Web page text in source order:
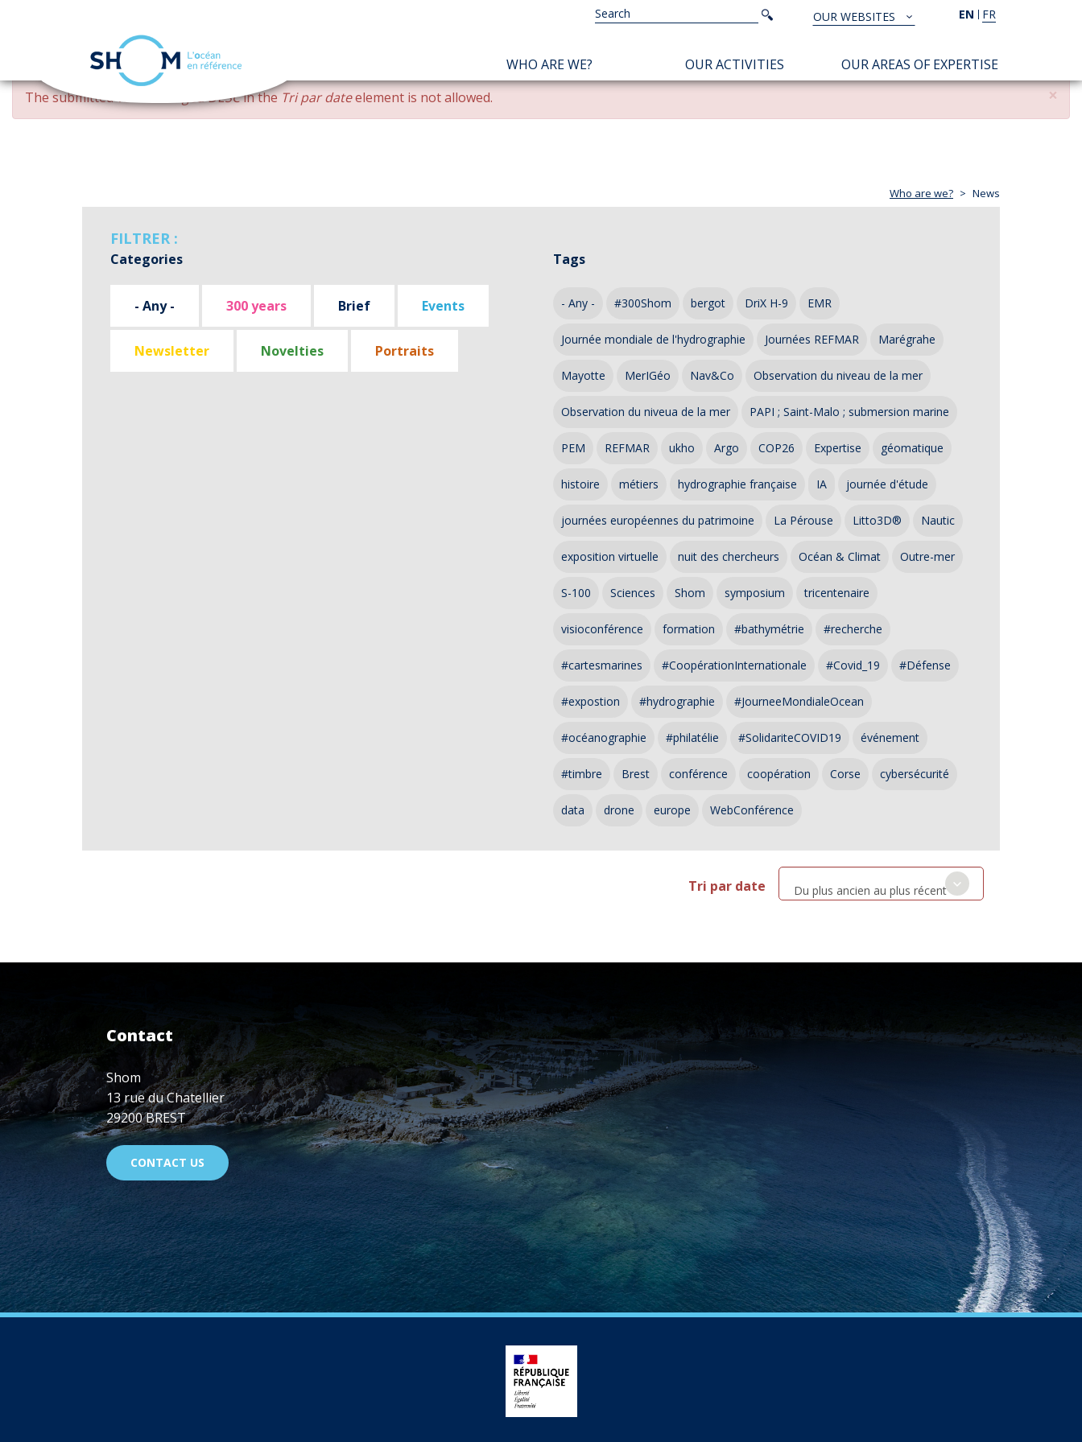
Skip
main
EN FR
TOUS
NOS
SITES
OUR WEBSITES
Search
Search
NAVIGATION
PRINCIPALE
WHO ARE WE? OUR ACTIVITIES OUR AREAS OF EXPERTISE
×
ERROR
MESSAGE
The submitted value changed DESCin theTri par dateelement is not allowed.
Who are we? News
FILTRER :
Categories
- Any - 300 years Brief Events
Newsletter Novelties Portraits
Tags
- Any - #300Shom bergot DriX H-9 EMR
Journée mondiale de l'hydrographie Journées REFMAR Marégrahe
Mayotte MerIGéo Nav&Co Observation du niveau de la mer
Observation du niveua de la mer PAPI ; Saint-Malo ; submersion marine
PEM REFMAR ukho Argo COP26 Expertise géomatique
histoire métiers hydrographie française IA journée d'étude
journées européennes du patrimoine La Pérouse Litto3D® Nautic
exposition virtuelle nuit des chercheurs Océan & Climat Outre-mer
S-100 Sciences Shom symposium tricentenaire
visioconférence formation #bathymétrie #recherche
#cartesmarines #CoopérationInternationale #Covid_19 #Défense
#expostion #hydrographie #JourneeMondialeOcean
#océanographie #philatélie #SolidariteCOVID19 événement
#timbre Brest conférence coopération Corse cybersécurité
data drone europe WebConférence
Tri par date Du plus ancien au plus récent
Contact
Shom
13 rue du Chatellier
29200 BREST
CONTACT US